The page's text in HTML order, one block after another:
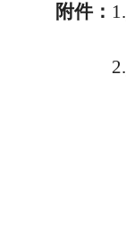
附件： 1.
2.